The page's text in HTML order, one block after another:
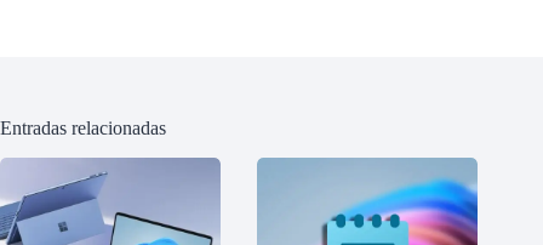
Entradas relacionadas